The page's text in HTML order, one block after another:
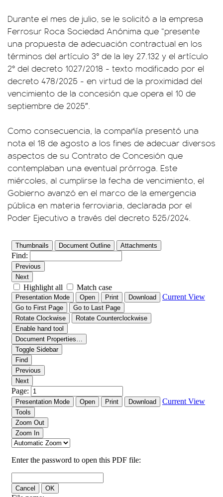
Durante el mes de julio, se le solicitó a la empresa
Ferrosur Roca Sociedad Anónima que “presente
una propuesta de adecuación contractual en los
términos del artículo 3° de la ley 27.132 y el artículo
2° del decreto 1027/2018 - texto modificado por el
decreto 478/2025 - en virtud de la proximidad del
vencimiento de la concesión que opera el 10 de
septiembre de 2025″.
Como consecuencia, la compañía presentó una
nota el 18 de agosto a los fines de adecuar diversos
aspectos de su Contrato de Concesión que
contemplaban una eventual prórroga. Este
miércoles, al cumplirse la fecha de vencimiento, el
Gobierno avanzó en el marco de la emergencia
pública en materia ferroviaria, declarada por el
Poder Ejecutivo a través del decreto 525/2024.